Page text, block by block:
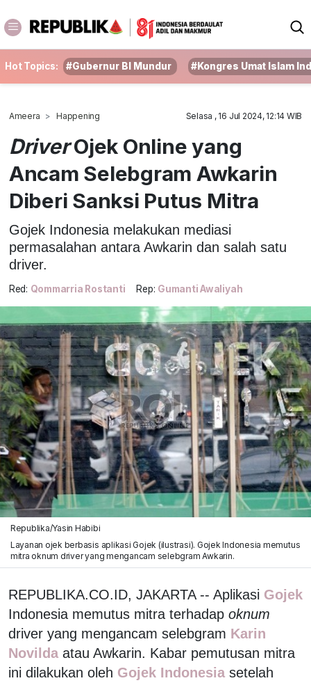
Hot Topics: #Gubernur BI Mundur #Kongres Umat Islam
Ameera Happening Selasa , 16 Jul 2024, 12:14 WIB
DriverOjek Online yang
Ancam Selebgram Awkarin
Diberi Sanksi Putus Mitra
Gojek Indonesia melakukan mediasi
permasalahan antara Awkarin dan salah satu
driver.
Red: Qommarria Rostanti Rep: Gumanti Awaliyah
Republika/Yasin Habibi
Layanan ojek berbasis aplikasi Gojek (ilustrasi). Gojek Indonesia memutus
mitra oknum driver yang mengancam selebgram Awkarin.
REPUBLIKA.CO.ID, JAKARTA -- Aplikasi Gojek
Indonesia memutus mitra terhadap oknum
driver yang mengancam selebgram Karin
Novilda atau Awkarin. Kabar pemutusan mitra
ini dilakukan oleh Gojek Indonesia setelah